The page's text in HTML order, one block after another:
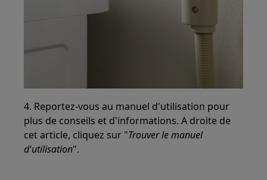
4. Reportez-vous au manuel d'utilisation pour
plus de conseils et d'informations. A droite de
cet article, cliquez sur "Trouver le manuel
d'utilisation".